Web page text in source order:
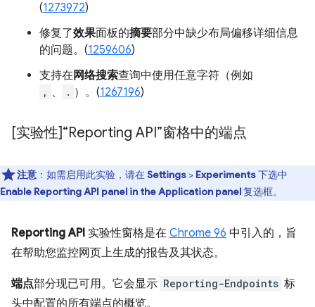
(1273972)
修复了效果面板的摘要部分中缺少布局偏移详细信息
的问题。(1259606)
支持在网络搜索查询中使用任意字符（例如
, 、 . ）。(1267196)
[实验性]“Reporting API”窗格中的端点
注意 ：如需启用此实验，请在Settings > Experiments下选中
Enable Reporting API panel in the Application panel复选框。
Reporting API 实验性窗格是在 Chrome 96 中引入的，旨
在帮助您监控网页上生成的报告及其状态。
端点部分现已可用。它会显示 Reporting-Endpoints 标
头中配置的所有端点的概览。